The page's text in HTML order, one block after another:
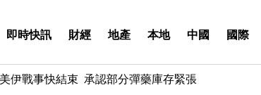
即時快訊 財經 地產 本地 中國 國際
伊戰事快結束 承認部分彈藥庫存緊張